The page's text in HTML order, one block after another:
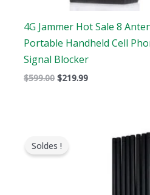
4G Jammer Hot Sale 8
Portable Handheld Cell
Signal Blocker
$599.00 $219.99
Soldes !
prix